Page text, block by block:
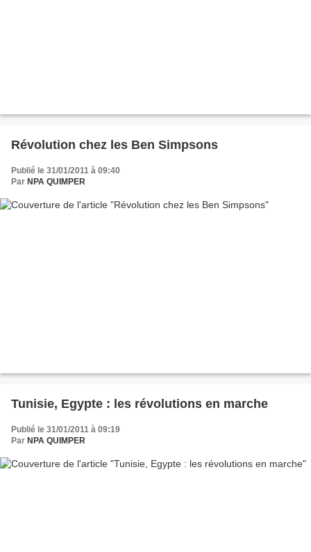
Révolution chez les Ben Simpsons
Publié le 31/01/2011 à 09:40
Par NPA QUIMPER
Tunisie, Egypte : les révolutions en marche
Publié le 31/01/2011 à 09:19
Par NPA QUIMPER